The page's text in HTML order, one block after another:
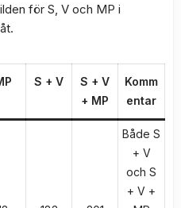
för S, V och MP i
S + V
S + V
+ MP
Komm
entar
Både S
+ V
och S
+ V +